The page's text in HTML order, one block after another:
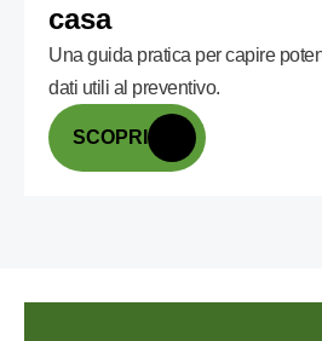
casa
Una guida pratica per capire
dati utili al preventivo.
SCOPRI